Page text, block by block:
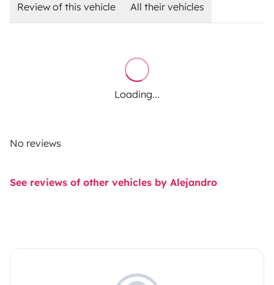
Review of this vehicle All their vehicles
Loading...
No reviews
See reviews of other vehicles by Alejandro